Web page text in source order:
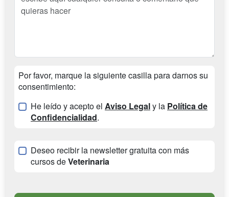
Por favor, marque la siguiente casilla para darnos su
consentimiento:
He leído y acepto el Aviso Legaly la Política de
Confidencialidad.
Deseo recibir la newsletter gratuita con más
cursos deVeterinaria